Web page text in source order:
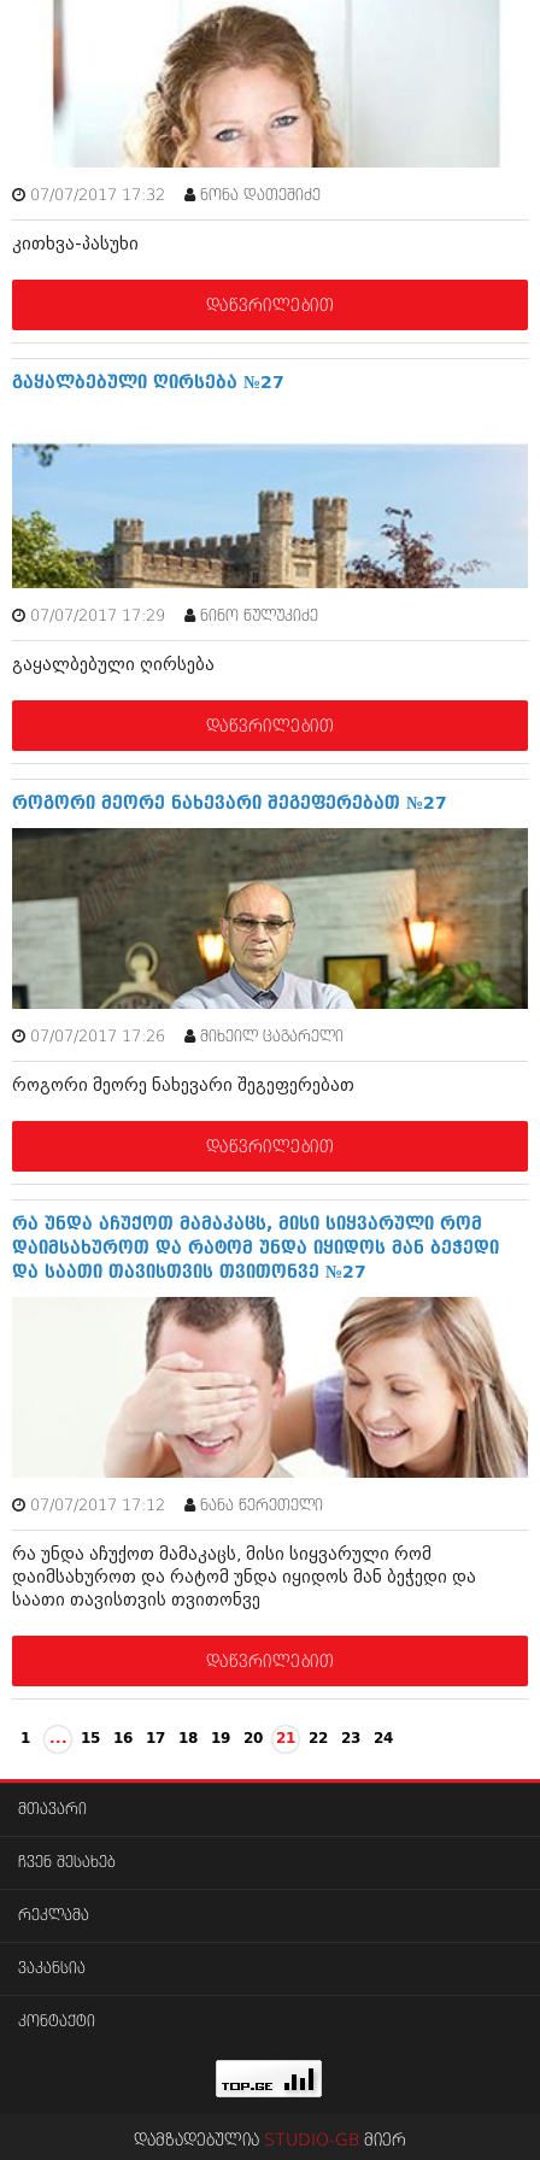
მარტი 2014 (413)
თებერვალი 2014 (318)
იანვარი 2014 (297)
დეკემბერი 2013 (365)
ნოემბერი 2013 (279)
ოქტომბერი 2013 (256)
სექტემბერი 2013 (368)
ივლისი 2013 (182)
ივნისი 2013 (212)
მაისი 2013 (259)
მარტი 2013 (352)
იანვარი 2013 (334)
ნოემბერი 2012 (295)
სექტემბერი 2012 (264)
მაისი 2012 (240)
აპრილი 2012 (294)
მარტი 2012 (259)
თებერვალი 2012 (376)
ნოემბერი 2011 (471)
სექტემბერი 2011 (407)
აგვისტო 2011 (249)
ივლისი 2011 (400)
ივნისი 2011 (438)
მაისი 2011 (415)
აპრილი 2011 (294)
მარტი 2011 (654)
თებერვალი 2011 (329)
იანვარი 2011 (647)
(157)
დეკემბერი 2010 (881)
ნოემბერი 2010 (422)
ოქტომბერი 2010 (341)
აგვისტო 2010 (461)
ივლისი 2010 (556)
ივნისი 2010 (685)
აპრილი 2010 (229)
თებერვალი 2010 (421)
დეკემბერი 2009 (510)
ნოემბერი 2009 (308)
ოქტომბერი 2009 (382)
სექტემბერი 2009 (541)
აგვისტო 2009 (14)
ივლისი 2009 (118)
თებერვალი 0216 (1)
დეკემბერი 0215 (1)
ოქტომბერი 0215 (1)
აგვისტო 0215 (2)
აგვისტო 0212 (1)
ივნისი 0212 (2)
07/07/2017 17:32 ნონა დათეშიძე
კითხვა-პასუხი
დაწვრილებით
გაყალბებული ღირსება №27
07/07/2017 17:29 ნინო წულუკიძე
გაყალბებული ღირსება
დაწვრილებით
როგორი მეორე ნახევარი შეგეფერებათ №27
07/07/2017 17:26 მიხეილ ცაგარელი
როგორი მეორე ნახევარი შეგეფერებათ
დაწვრილებით
რა უნდა აჩუქოთ მამაკაცს, მისი სიყვარული რომ
დაიმსახუროთ და რატომ უნდა იყიდოს მან ბეჭედი
და საათი თავისთვის თვითონვე №27
07/07/2017 17:12 ნანა წერეთელი
რა უნდა აჩუქოთ მამაკაცს, მისი სიყვარული რომ
დაიმსახუროთ და რატომ უნდა იყიდოს მან ბეჭედი და
საათი თავისთვის თვითონვე
დაწვრილებით
1 ... 15 16 17 18 19 20 21 22 23 24
მთავარი
ჩვენ შესახებ
რეკლამა
ვაკანსია
კონტაქტი
დამზადებულია STUDIO-GB მიერ